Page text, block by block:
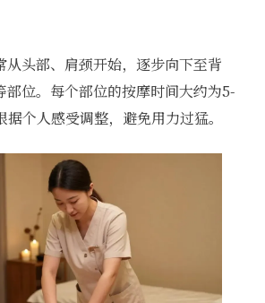
从头部、肩颈开始，逐步向下至背
部位。每个部位的按摩时间大约为5-
个人感受调整，避免用力过猛。